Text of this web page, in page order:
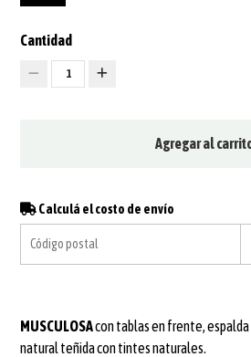
Cantidad
1
Agregar al
Calculá el costo de envío
MUSCULOSAcon tablas en frente, espalda
natural teñida con tintes naturales.